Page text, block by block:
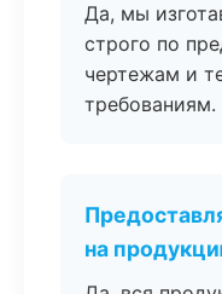
Да, мы
строго по
чертежам и
требованиям.
на